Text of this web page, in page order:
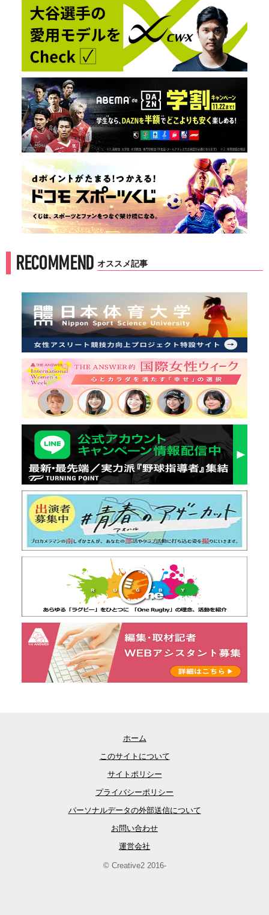
RECOMMEND オススメ記事
ホーム
このサイトについて
サイトポリシー
プライバシーポリシー
パーソナルデータの外部送信について
お問い合わせ
運営会社
© Creative2 2016-